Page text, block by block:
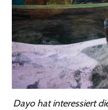
Dayo hat interessiert